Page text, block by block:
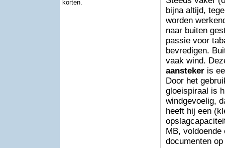
korten.
bijna altijd,
worden
naar buiten
passie voor
bevredigen.
vaak wind.
aanstekeris
Door het
gloeispiraal is
windgevoelig,
heeft hij een
MB, voldoende
documenten